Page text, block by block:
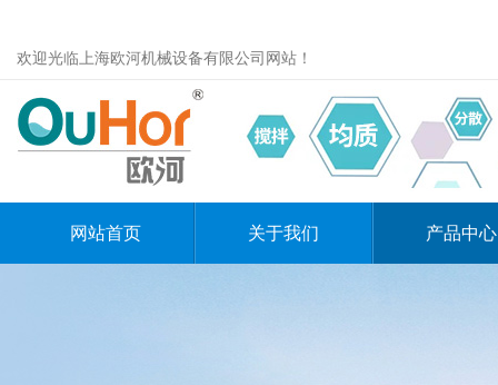
欢迎光临上海欧河机械设备有限公司网站！
网站首页 关于我们 产品中心